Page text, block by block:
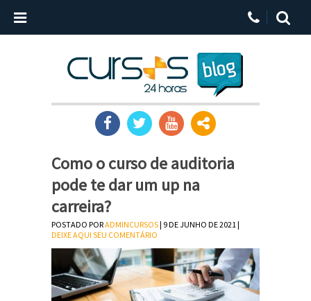
Como o curso de auditoria
pode te dar um up na
carreira?
POSTADO PORADMINCURSOS| 9 DE JUNHO DE 2021 |
DEIXE AQUI SEU COMENTÁRIO